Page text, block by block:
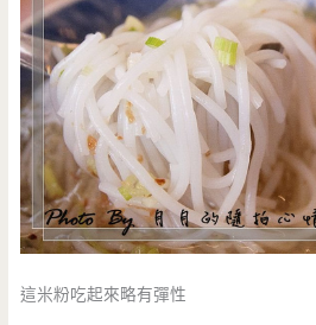
這米粉吃起來略有彈性